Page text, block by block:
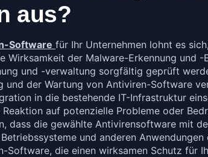
aus?
Software für Ihr Unternehmen lohnt es
Wirksamkeit der Malware-Erkennung und
und -verwaltung sorgfältig geprüft
und der Wartung von Antiviren-Software
in die bestehende IT-Infrastruktur
auf potenzielle Probleme oder
dass die gewählte Antivirensoftware mit
und anderen
Software, die einen wirksamen Schutz für